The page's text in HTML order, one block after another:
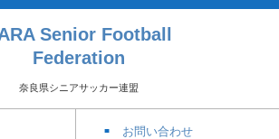
Senior Football
Federation
奈良県シニアサッカー連盟
お問い合わせ